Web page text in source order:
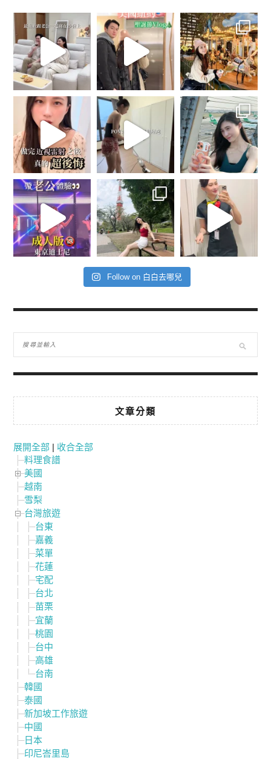
Follow on 白白去哪兒
文章分類
展開全部 | 收合全部
料理食譜
美國
越南
雪梨
台灣旅遊
台東
嘉義
菜單
花蓮
宅配
台北
苗栗
宜蘭
桃園
台中
高雄
台南
韓國
泰國
新加坡工作旅遊
中國
日本
印尼峇里島